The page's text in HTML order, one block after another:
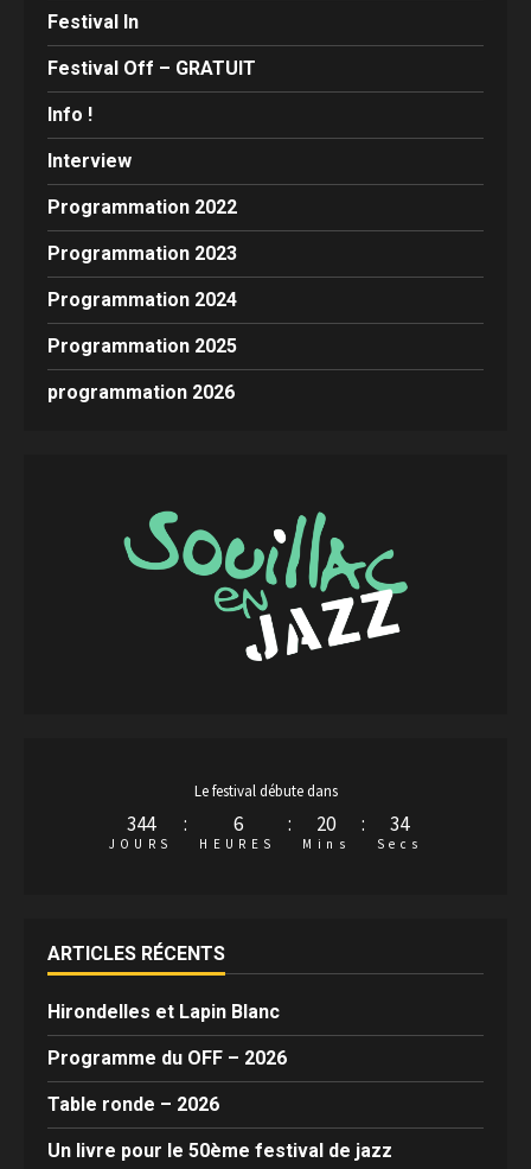
Festival In
Festival Off – GRATUIT
Info !
Interview
Programmation 2022
Programmation 2023
Programmation 2024
Programmation 2025
programmation 2026
Le festival débute dans
344
JOURS
: 6
HEURES
: 20
Mins
: 33
Secs
ARTICLES RÉCENTS
Hirondelles et Lapin Blanc
Programme du OFF – 2026
Table ronde – 2026
Un livre pour le 50ème festival de jazz